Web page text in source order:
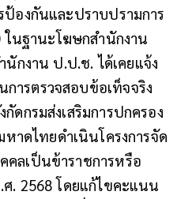
ป้องกันและปราบปรามการ
นฐานะโฆษกสำนักงาน
กงาน ป.ป.ช. ได้เคยแจ้ง
ารตรวจสอบข้อเท็จจริง
ดกรมส่งเสริมการปกครอง
าดไทยดำเนินโครงการจัด
ลเป็นข้าราชการหรือ
. 2568 โดยแก้ไขคะแนน